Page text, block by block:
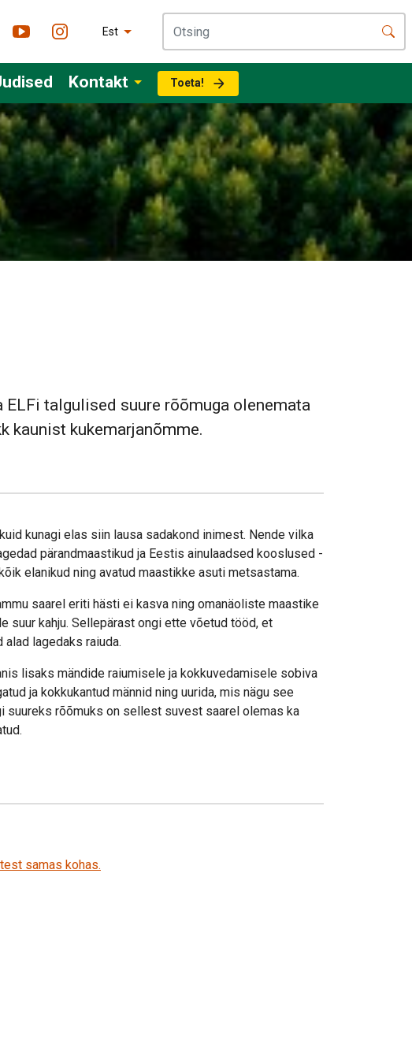
Est
Kontakt Toeta!
talgulised suure rõõmuga olenemata
kaunist kukemarjanõmme.
kunagi elas siin lausa sadakond inimest. Nende vilka
pärandmaastikud ja Eestis ainulaadsed kooslused -
elanikud ning avatud maastikke asuti metsastama.
saarel eriti hästi ei kasva ning omanäoliste maastike
suur kahju. Sellepärast ongi ette võetud tööd, et
lagedaks raiuda.
lisaks mändide raiumisele ja kokkuvedamisele sobiva
ja kokkukantud männid ning uurida, mis nägu see
suureks rõõmuks on sellest suvest saarel olemas ka
samas kohas.